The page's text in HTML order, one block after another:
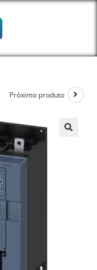
Próximo produto